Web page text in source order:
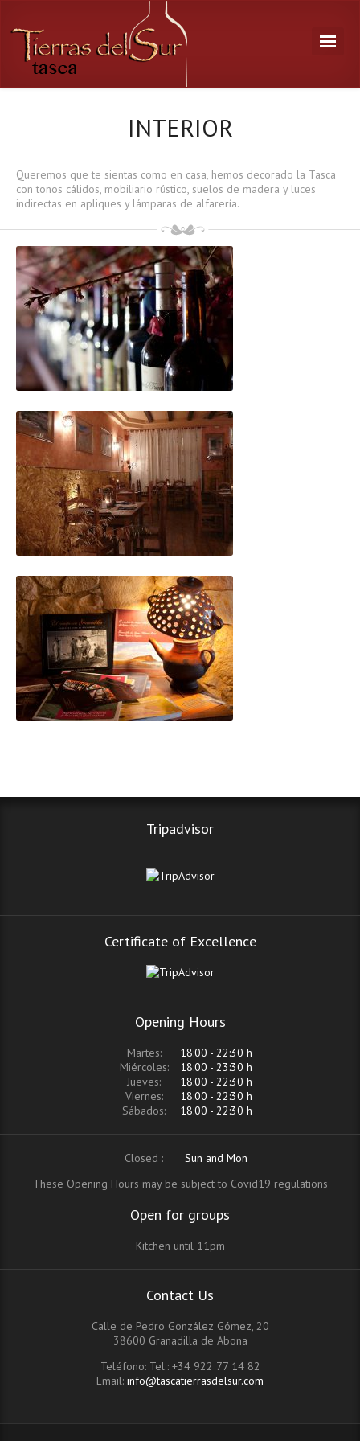
INTERIOR
Queremos que te sientas como en casa, hemos decorado la Tasca
con tonos cálidos, mobiliario rústico, suelos de madera y luces
indirectas en apliques y lámparas de alfarería.
Tripadvisor
Certificate of Excellence
Opening Hours
Martes:
18:00 - 22:30 h
Miércoles:
18:00 - 23:30 h
Jueves:
18:00 - 22:30 h
Viernes:
18:00 - 22:30 h
Sábados:
18:00 - 22:30 h
Closed :
Sun and Mon
These Opening Hours may be subject to Covid19 regulations
Open for groups
Kitchen until 11pm
Contact Us
Calle de Pedro González Gómez, 20
38600 Granadilla de Abona
Teléfono: Tel.: +34 922 77 14 82
Email: info@tascatierrasdelsur.com